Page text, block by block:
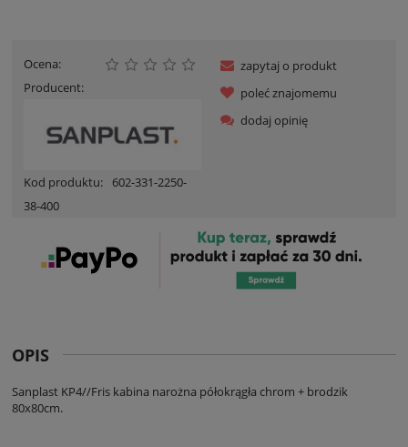
Ocena:
Producent:
Kod produktu:
602-331-2250-
38-400
zapytaj o produkt
poleć znajomemu
dodaj opinię
OPIS
Sanplast KP4//Fris kabina narożna półokrągła chrom + brodzik
80x80cm.